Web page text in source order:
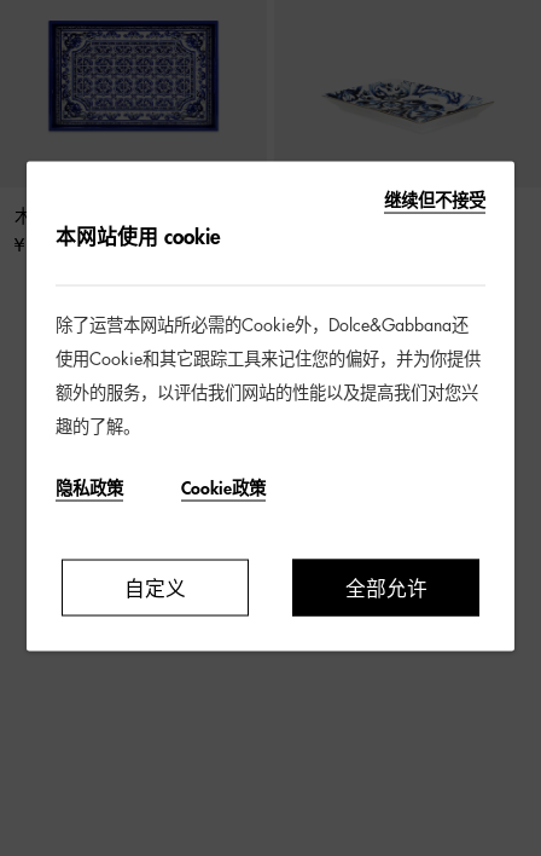
木质托盘
¥ 4,400
4 / 4 产品
继续但不接受
本网站使用 cookie
除了运营本网站所必需的Cookie外，Dolce&Gabbana还
使用Cookie和其它跟踪工具来记住您的偏好，并为你提供
额外的服务，以评估我们网站的性能以及提高我们对您兴
趣的了解。
隐私政策 Cookie政策
自定义 全部允许